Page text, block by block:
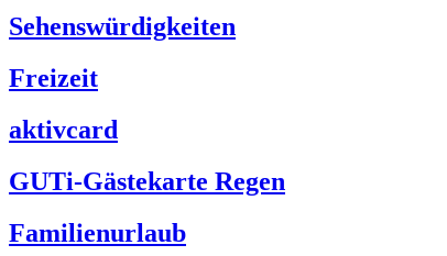
Sehenswürdigkeiten
Freizeit
aktivcard
GUTi-Gästekarte Regen
Familienurlaub